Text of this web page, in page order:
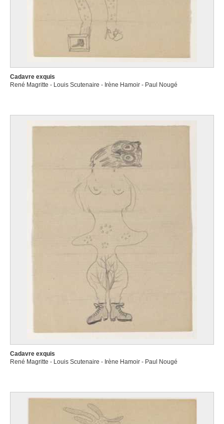
Cadavre exquis
René Magritte - Louis Scutenaire - Irène Hamoir - Paul Nougé
Cadavre exquis
René Magritte - Louis Scutenaire - Irène Hamoir - Paul Nougé